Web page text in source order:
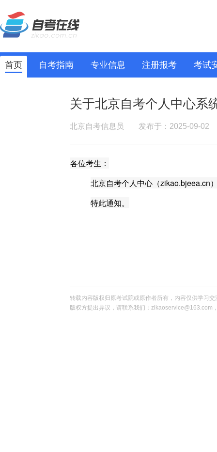
首页 自考指南 专业信息 注册报考 考试
关于北京自考个人中心系
北京自考信息员 发布于：2025-09-02
各位考生：
北京自考个人中心（zikao.bjeea.cn
特此通知。
转载内容版权归原考试院或原作者所有，内容仅供学习
版权方提出异议，请联系我们：zikaoservice@163.com